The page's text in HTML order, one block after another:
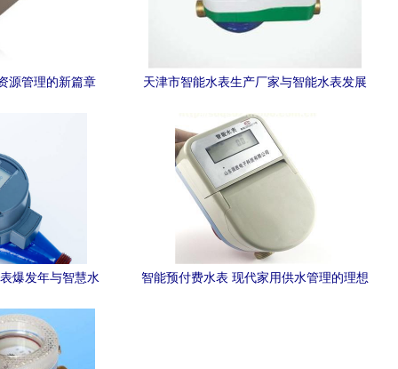
源管理的新篇章
天津市智能水表生产厂家与智能水表发展
爆发年与智慧水
智能预付费水表 现代家用供水管理的理想